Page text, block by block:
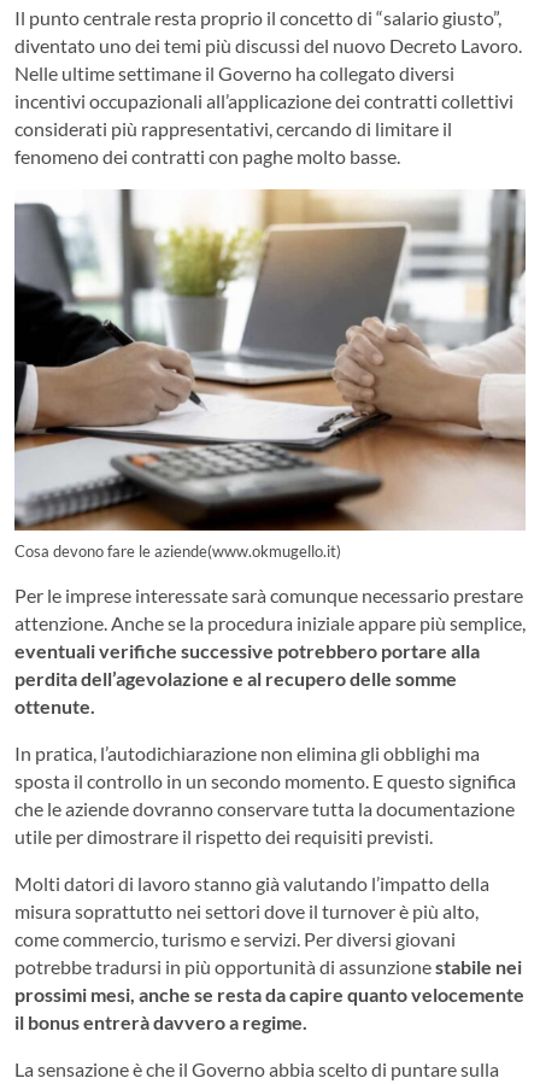
Il punto centrale resta proprio il concetto di “salario giusto”,
diventato uno dei temi più discussi del nuovo Decreto Lavoro.
Nelle ultime settimane il Governo ha collegato diversi
incentivi occupazionali all’applicazione dei contratti collettivi
considerati più rappresentativi, cercando di limitare il
fenomeno dei contratti con paghe molto basse.
Cosa devono fare le aziende(www.okmugello.it)
Per le imprese interessate sarà comunque necessario prestare
attenzione. Anche se la procedura iniziale appare più semplice,
eventuali verifiche successive potrebbero portare alla
perdita dell’agevolazione e al recupero delle somme
ottenute.
In pratica, l’autodichiarazione non elimina gli obblighi ma
sposta il controllo in un secondo momento. E questo significa
che le aziende dovranno conservare tutta la documentazione
utile per dimostrare il rispetto dei requisiti previsti.
Molti datori di lavoro stanno già valutando l’impatto della
misura soprattutto nei settori dove il turnover è più alto,
come commercio, turismo e servizi. Per diversi giovani
potrebbe tradursi in più opportunità di assunzionestabile nei
prossimi mesi, anche se resta da capire quanto velocemente
il bonus entrerà davvero a regime.
La sensazione è che il Governo abbia scelto di puntare sulla